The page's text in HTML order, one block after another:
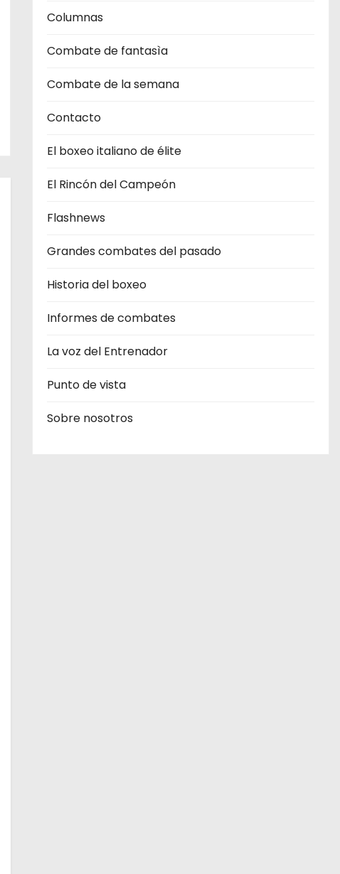
Columnas
Combate de fantasìa
Combate de la semana
Contacto
El boxeo italiano de élite
El Rincón del Campeón
Flashnews
Grandes combates del pasado
Historia del boxeo
Informes de combates
La voz del Entrenador
Punto de vista
Sobre nosotros